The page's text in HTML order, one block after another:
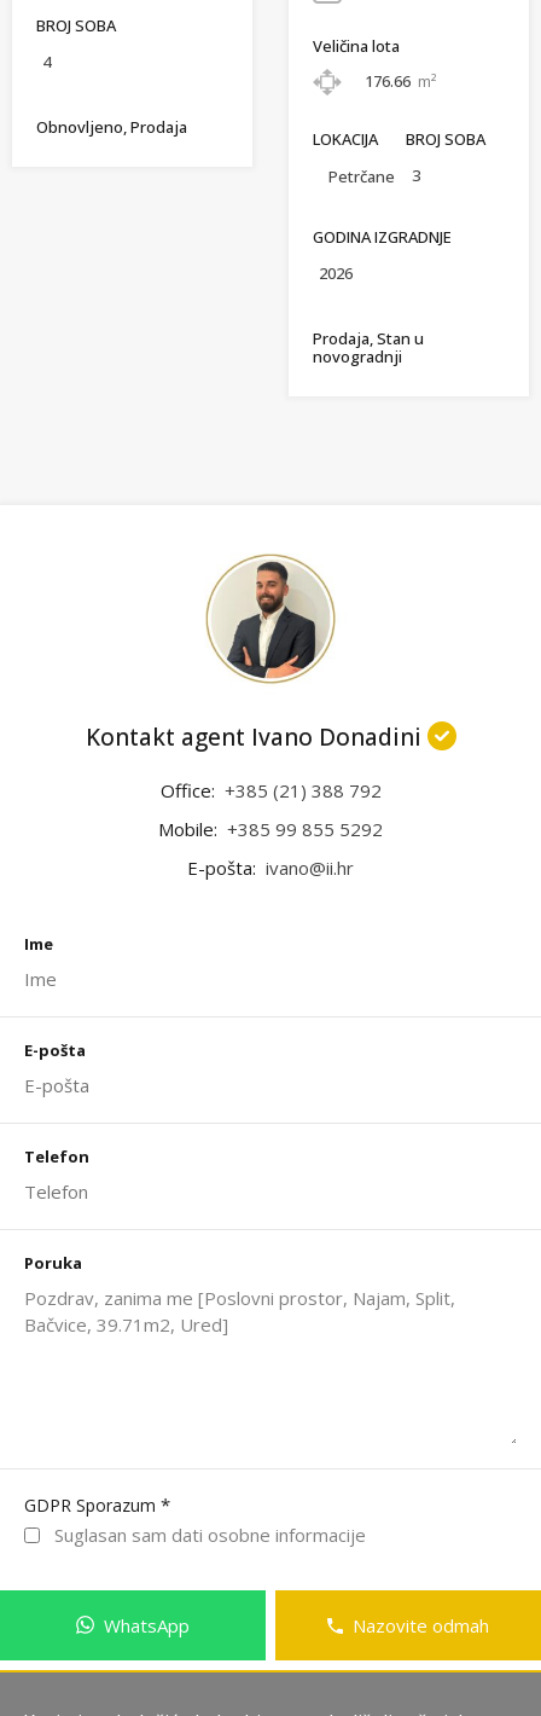
BROJ SOBA
4
Obnovljeno, Prodaja
Veličina lota
176.66 m²
LOKACIJA
Petrčane
BROJ SOBA
3
GODINA IZGRADNJE
2026
Prodaja, Stan u
novogradnji
Kontakt agent Ivano Donadini
Office: +385 (21) 388 792
Mobile: +385 99 855 5292
E-pošta: ivano@ii.hr
Ime
E-pošta
Telefon
Poruka
GDPR Sporazum *
Suglasan sam dati osobne informacije
WhatsApp Nazovite odmah